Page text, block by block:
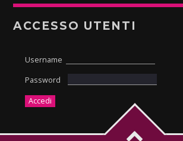
ACCESSO UTENTI
Username
Password